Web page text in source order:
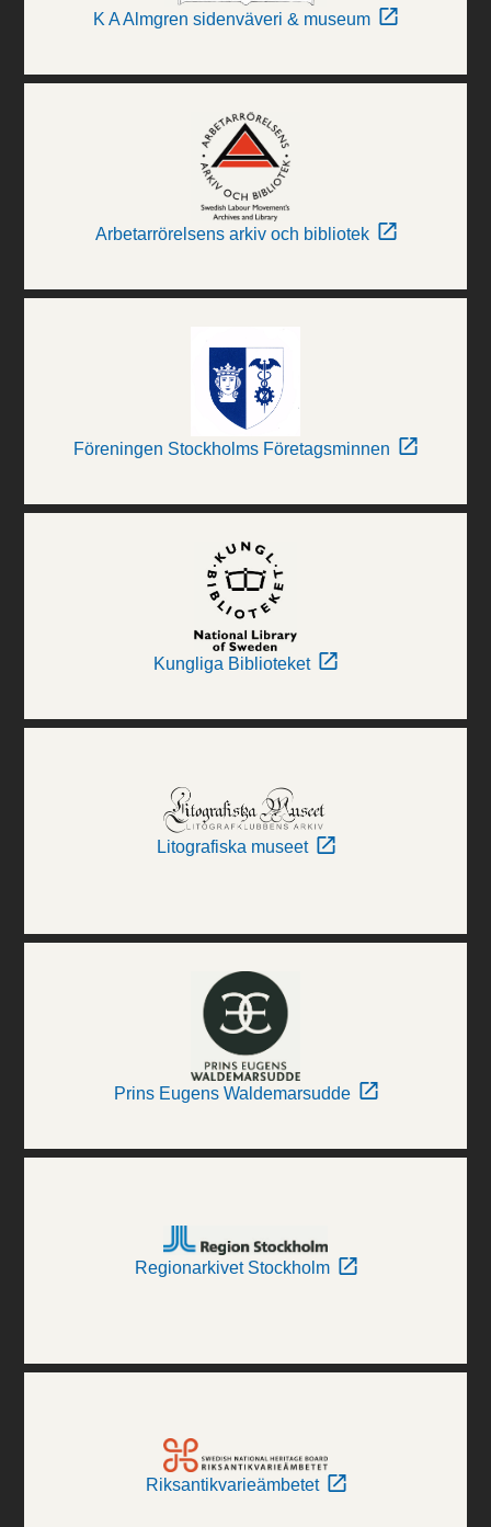
K A Almgren sidenväveri & museum
Arbetarrörelsens arkiv och bibliotek
Föreningen Stockholms Företagsminnen
Kungliga Biblioteket
Litografiska museet
Prins Eugens Waldemarsudde
Regionarkivet Stockholm
Riksantikvarieämbetet